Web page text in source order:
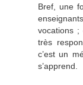
Bref, une
vocations ;
très
c’est un
s’apprend.